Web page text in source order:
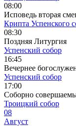
08:00
Исповедь вторая
Крипта Успенского
08:30
Поздняя Литургия
Успенский собор
16:45
Вечернее
Успенский собор
17:00
Соборно
Троицкий собор
08
Август